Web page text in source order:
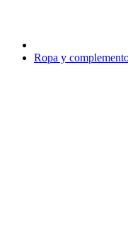
Ropa y